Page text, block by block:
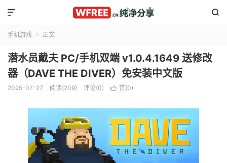


手机游戏  正文
潜水员戴夫 PC/手机双端 v1.0.4.1649 送修改
器（DAVE THE DIVER）免安装中文版
2025-07-27 阅读(209) 评论(0)  赞(0)